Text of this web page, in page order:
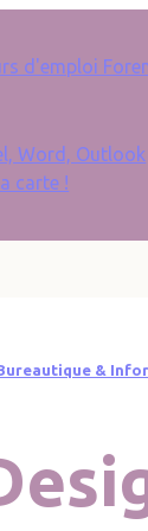
Word, Outlook
carte !
d'emploi
&